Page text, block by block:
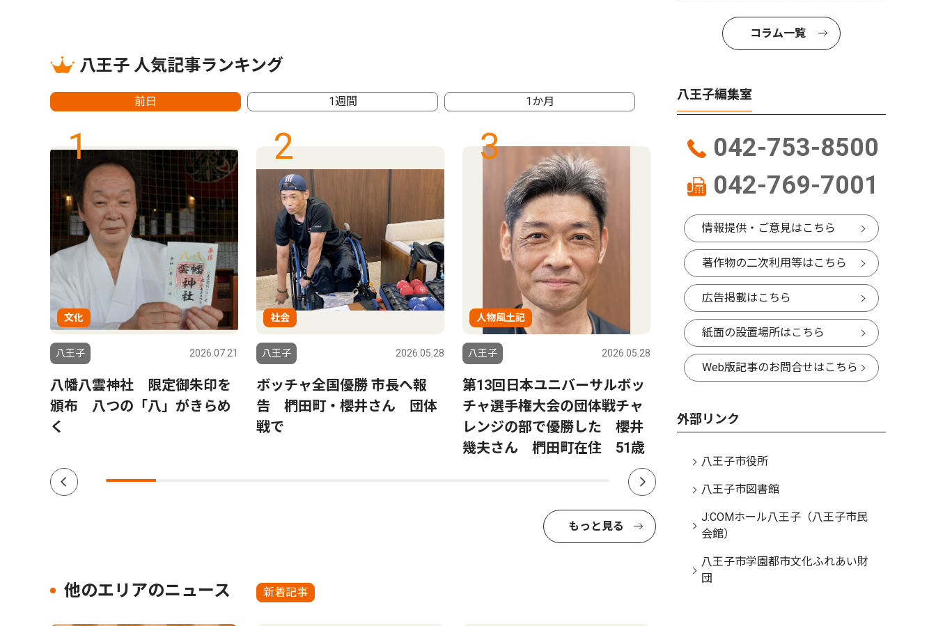
八王子 人気記事ランキング
前日 1週間 1か月
1
文化
八王子 2026.07.21
八幡八雲神社 限定御朱印を
頒布 八つの「八」がきらめ
く
2
社会
八王子 2026.05.28
ボッチャ全国優勝 市長へ報
告 椚田町・櫻井さん 団体
戦で
3
人物風土記
八王子 2026.05.28
第13回日本ユニバーサルボッ
チャ選手権大会の団体戦チャ
レンジの部で優勝した 櫻井
幾夫さん 椚田町在住 51歳
4
文化
八王子 2026.08.04
クラシック音楽が語る哲学
市民自由講座
もっと見る
他のエリアのニュース 新着記事
コラム一覧
八王子編集室
042-753-8500
042-769-7001
情報提供・ご意見はこちら
著作物の二次利用等はこちら
広告掲載はこちら
紙面の設置場所はこちら
Web版記事のお問合せはこちら
外部リンク
八王子市役所
八王子市図書館
J:COMホール八王子（八王子市民
会館）
八王子市学園都市文化ふれあい財
団